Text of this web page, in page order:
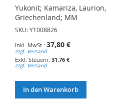
Yukonit; Kamariza, Laurion,
Griechenland; MM
SKU: Y1008826
37,80 €
zzgl. Versand
31,76 €
zzgl. Versand
In den Warenkorb